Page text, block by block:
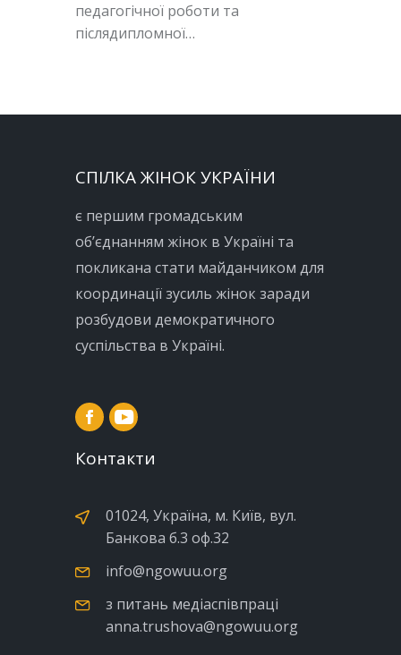
педагогічної роботи та
післядипломної…
СПІЛКА ЖІНОК УКРАЇНИ
є першим громадським
об’єднанням жінок в Україні та
покликана стати майданчиком для
координації зусиль жінок заради
розбудови демократичного
суспільства в Україні.
Контакти
01024, Україна, м. Київ, вул.
Банкова б.3 оф.32
info@ngowuu.org
з питань медіаспівпраці
anna.trushova@ngowuu.org